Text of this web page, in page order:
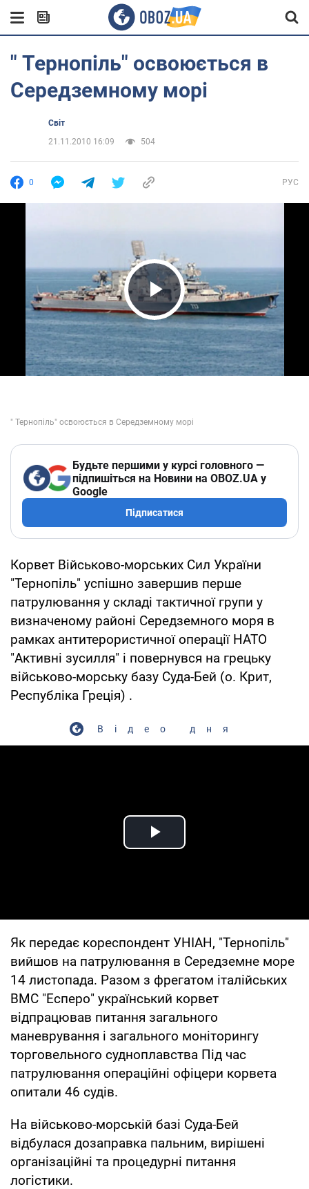
" Тернопіль" освоюється в
Середземному морі
Світ
21.11.2010 16:09
504
0 РУС
Play Video
Будьте першими у курсі головного —
підпишіться на Новини на OBOZ.UA у
Google
Підписатися
Корвет Військово-морських Сил України
"Тернопіль" успішно завершив перше
патрулювання у складі тактичної групи у
визначеному районі Середземного моря в
рамках антитерористичної операції НАТО
"Активні зусилля" і повернувся на грецьку
військово-морську базу Суда-Бей (о. Крит,
Республіка Греція) .
Відео дня
Play Video
Як передає кореспондент УНІАН, "Тернопіль"
вийшов на патрулювання в Середземне море
14 листопада. Разом з фрегатом італійських
ВМС "Есперо" український корвет
відпрацював питання загального
маневрування і загального моніторингу
торговельного судноплавства Під час
патрулювання операційні офіцери корвета
опитали 46 судів.
На військово-морській базі Суда-Бей
відбулася дозаправка пальним, вирішені
організаційні та процедурні питання
логістики.